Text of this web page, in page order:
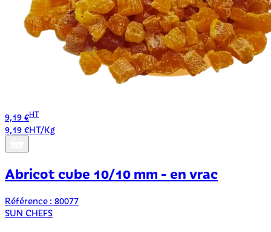
9,19 €HT
9,19 €HT/Kg
Abricot cube 10/10 mm - en vrac
Référence : 80077
SUN CHEFS